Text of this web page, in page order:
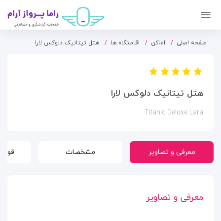
صفحه اصلی اماکن اقامتگاه ها هتل تیتانیک دلوکس لارا
هتل تیتانیک دلوکس لارا
Titanic Deluxe Lara
معرفی و تصاویر مشخصات
معرفی و تصاویر